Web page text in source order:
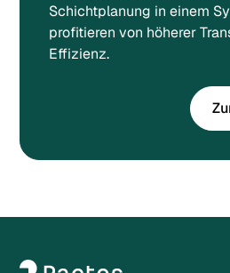
Schichtplanung in einem
profitieren von höherer
Effizienz.